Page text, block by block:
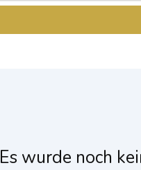
Es wurde noch